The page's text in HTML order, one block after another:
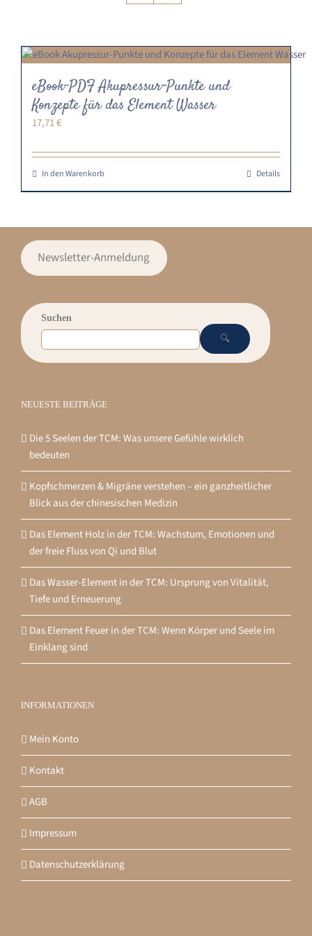
eBook-PDF Akupressur-Punkte und
Konzepte für das Element Wasser
17,71€
In den Warenkorb Details
Newsletter-Anmeldung
Suchen
🔍
NEUESTE BEITRÄGE
Die 5 Seelen der TCM: Was unsere Gefühle wirklich
bedeuten
Kopfschmerzen & Migräne verstehen – ein ganzheitlicher
Blick aus der chinesischen Medizin
Das Element Holz in der TCM: Wachstum, Emotionen und
der freie Fluss von Qi und Blut
Das Wasser-Element in der TCM: Ursprung von Vitalität,
Tiefe und Erneuerung
Das Element Feuer in der TCM: Wenn Körper und Seele im
Einklang sind
INFORMATIONEN
Mein Konto
Kontakt
AGB
Impressum
Datenschutzerklärung